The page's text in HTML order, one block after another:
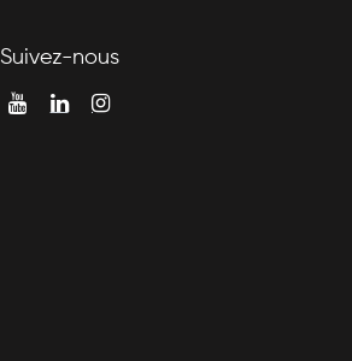
Suivez-nous